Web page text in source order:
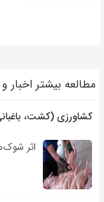
مطالعه بیشتر اخبار
کشاورزی (کشت،
اثر شوک‌های